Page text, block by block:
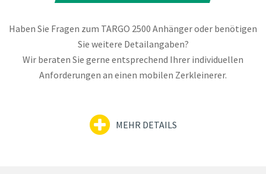
Haben Sie Fragen zum TARGO 2500 Anhänger oder benötigen
Sie weitere Detailangaben?
Wir beraten Sie gerne entsprechend Ihrer individuellen
Anforderungen an einen mobilen Zerkleinerer.
MEHR DETAILS